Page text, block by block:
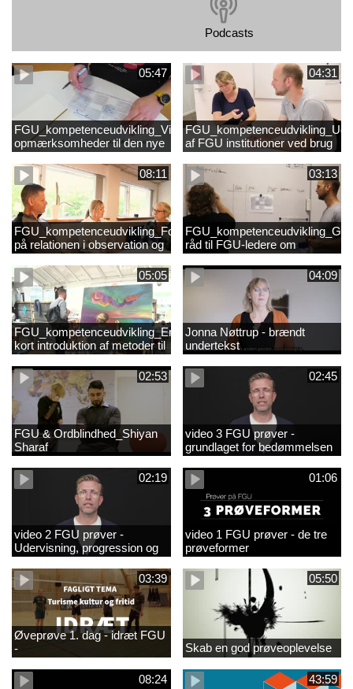
Podcasts
05:47
FGU_kompetenceudvikling_Vigtige
opmærksomheder til den nye
04:31
af FGU institutioner ved brug
kompetenceudvikling
tekstet.mp4
08:11
FGU_kompetenceudvikling_Fokus
på relationen i observation og
sparring - anbefaling til UC-
konsulenten tekstet.mp4
03:13
råd til FGU-ledere om
kompetenceudvikling med
observation og sparring
tekstet_1.mp4
05:05
FGU_kompetenceudvikling_En
kort introduktion af metoder til
observation og sparring i
FGU-kompetenceudvikling
tekstet_1.mp4
04:09
Jonna Nøttrup - brændt
undertekst
02:53
FGU & Ordblindhed_Shiyan
Sharaf
02:45
video 3 FGU prøver -
grundlaget for bedømmelsen
02:19
video 2 FGU prøver -
Udervisning, progression og
dokumentation
01:06
video 1 FGU prøver - de tre
prøveformer
03:39
Øveprøve 1. dag - idræt FGU
-
05:50
Skab en god prøveoplevelse
08:24 43:59